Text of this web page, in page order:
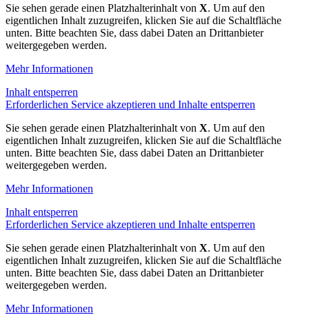
Sie sehen gerade einen Platzhalterinhalt von X. Um auf den
eigentlichen Inhalt zuzugreifen, klicken Sie auf die Schaltfläche
unten. Bitte beachten Sie, dass dabei Daten an Drittanbieter
weitergegeben werden.
Mehr Informationen
Inhalt entsperren
Erforderlichen Service akzeptieren und Inhalte entsperren
Sie sehen gerade einen Platzhalterinhalt von X. Um auf den
eigentlichen Inhalt zuzugreifen, klicken Sie auf die Schaltfläche
unten. Bitte beachten Sie, dass dabei Daten an Drittanbieter
weitergegeben werden.
Mehr Informationen
Inhalt entsperren
Erforderlichen Service akzeptieren und Inhalte entsperren
Sie sehen gerade einen Platzhalterinhalt von X. Um auf den
eigentlichen Inhalt zuzugreifen, klicken Sie auf die Schaltfläche
unten. Bitte beachten Sie, dass dabei Daten an Drittanbieter
weitergegeben werden.
Mehr Informationen